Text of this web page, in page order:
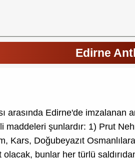
Edirne
arasında Edirne'de
maddeleri şunlardır: 1) Prut
Kars, Doğubeyazıt
bunlar her türlü